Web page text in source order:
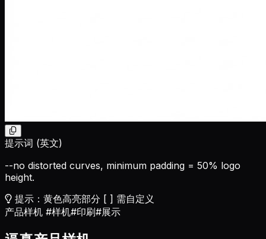
提示词 (英文)
--no distorted curves, minimum padding = 50% logo
height.
提示：黄色高亮部分 [ ] 需自定义
产品样机 #样机#印刷#展示